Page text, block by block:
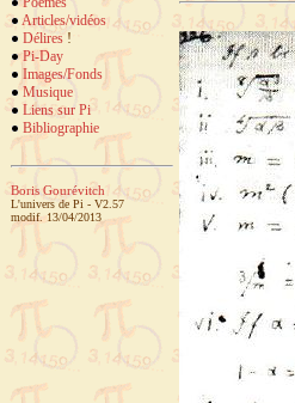
Articles/vidéos
Délires !
Pi-Day
Images/Fonds
Musique
Liens sur Pi
Bibliographie
Boris Gourévitch
L'univers de Pi - V2.57
modif. 13/04/2013